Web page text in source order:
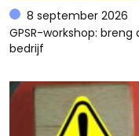
8 september 2026
GPSR-workshop:
bedrijf